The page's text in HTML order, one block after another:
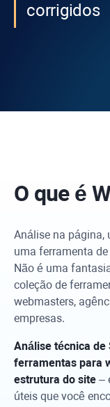
corrigidos
O que é
Análise na página,
uma ferramenta
Não é uma
coleção de
webmasters,
empresas.
Análise técnica de
ferramentas para
estrutura do site –
úteis que você